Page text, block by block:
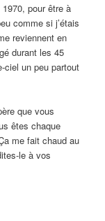
pour être à
comme si j’étais
reviennent en
durant les 45
ciel un peu partout
que vous
êtes chaque
me fait chaud au
le à vos